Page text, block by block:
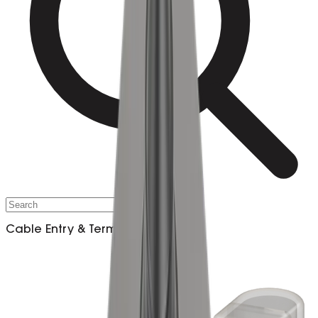
Cable Entry & Termination​​​​‌ ‍ ​‍​‍‌‍ ‌ ​‍‌‍‍‌‌‍‌ ‌‍‍‌‌‍ ‍​‍​‍​ ‍‍​‍​‍‌ ​ ‌‍​‌‌‍ ‍‌‍‍‌‌ ‌​‌ ‍‌​‍ ‍‌‍‍‌‌‍ ​‍​‍​‍ ​​‍​‍‌‍‍​‌ ​‍‌‍‌‌‌‍‌‍​‍​‍​ ‍‍​‍​‍‌‍‍​‌ ‌​‌ ‌​‌ ​​‌ ​ ​ ‍‍​‍ ​‍ ‌ ​‍‌‍ ‌‍​ ‌‍‍ ‌‍​‌‌‍‌ ‌‍‌‌‌‍ ‍‌‍​ ‌ ‍‌​‍ ‌‌ ​ ‌ ‌​‌ ‌‌‌‍‌​‌‍‍‌‌‍ ​‍ ‍‌ ​ ‌‍​‌‌‍ ‍‌‍‍‌‌ ‌​‌ ‍‌​‍ ‍‌ ​ ‌ ‌​‌ ‌‌‌‍‌​‌‍‍‌‌‍ ​‍ ‌‍‍‌‌‍ ‍‌ ‌​‌‍‌‌‌‍ ‍‌ ‌​​‍ ‌‍‌‌‌‍‌​‌‍‍‌‌ ‌​​‍ ‌‍ ‌‌‍ ‌‍‌​‌‍‌‌​ ‌‌ ​​‌ ​‍‌‍‌‌‌ ​ ‌‍‌‌‌‍ ‍‌ ‌​‌‍​‌‌ ‌​‌‍‍‌‌‍ ‌‍ ‍​ ‍ ‌‍‍‌‌‍‌​​ ‌‌‍​ ‌‍​‌‌ ‌​‌‍‌‌‌‍‌ ‌‍ ‌ ​‍‌ ‍‌​‍ ‌‌‍‌‌‌‍​ ‌ ​​​‍ ‌‌‍​ ‌‍​‌‌‍​‍‌‍ ​‌‍‌‌​‍ ‌‌‍‌‌‌‍ ‍‌ ‌​‌ ​‍‌ ‍‌​‍ ‌‌‍​‌‌‍ ‍‌‍‌​​‍ ‌‌ ‌​‌‍‌‌‌ ​‍‌‍ ‌‌‍‍‌‌‍ ‍‌‍​‌‌ ‌​‌‍‍‌‌‍ ‌‍ ‍​ ‍ ‌ ‌​‌ ‍‌‌ ​​‌‍‌‌​ ‌‌‍​ ‌‍​‌‌ ‌​‌‍‌‌‌‍‌ ‌‍ ‌ ​‍‌ ‍‌​ ‍ ‌ ​​‌‍​‌‌ ‌​‌‍‍​​ ‌‌ ‌​‌‍‍‌‌ ‌​‌‍ ​‌‍‌‌​ ‌‍​‍‌‍​‌‌ ​ ‌‍‌‌‌‌‌‌‌ ​‍‌‍ ​​ ‌‌‍‍​‌ ‌​‌ ‌​‌ ​​‌ ​ ​‍‌‌​ ​ ‌​​‌​‍‌‌​ ​‍‌​‌‍​‍‌‌​ ​‍‌​‌‍‌ ​‍‌‍ ‌‍​ ‌‍‍ ‌‍​‌‌‍‌ ‌‍‌‌‌‍ ‍‌‍​ ‌ ‍‌​‍ ‌‌ ​ ‌ ‌​‌ ‌‌‌‍‌​‌‍‍‌‌‍ ​‍ ‍‌ ​ ‌‍​‌‌‍ ‍‌‍‍‌‌ ‌​‌ ‍‌​‍ ‍‌ ​ ‌ ‌​‌ ‌‌‌‍‌​‌‍‍‌‌‍ ​‍‌‍‌‍‍‌‌‍‌​​ ‌‌‍​ ‌‍​‌‌ ‌​‌‍‌‌‌‍‌ ‌‍ ‌ ​‍‌ ‍‌​‍ ‌‌‍‌‌‌‍​ ‌ ​​​‍ ‌‌‍​ ‌‍​‌‌‍​‍‌‍ ​‌‍‌‌​‍ ‌‌‍‌‌‌‍ ‍‌ ‌​‌ ​‍‌ ‍‌​‍ ‌‌‍​‌‌‍ ‍‌‍‌​​‍ ‌‌ ‌​‌‍‌‌‌ ​‍‌‍ ‌‌‍‍‌‌‍ ‍‌‍​‌‌ ‌​‌‍‍‌‌‍ ‌‍ ‍​‍‌‍‌ ‌​‌ ‍‌‌ ​​‌‍‌‌​ ‌‌‍​ ‌‍​‌‌ ‌​‌‍‌‌‌‍‌ ‌‍ ‌ ​‍‌ ‍‌​‍‌‍‌ ​​‌‍​‌‌ ‌​‌‍‍​​ ‌‌ ‌​‌‍‍‌‌ ‌​‌‍ ​‌‍‌‌​‍‌‍‌ ​​‌‍‌‌‌ ​‍‌ ​ ‌ ​​‌‍‌‌‌‍​ ‌ ‌​‌‍‍‌‌ ‌‍‌‍‌‌​ ‌‌ ​​‌ ‌‌‌‍​‍‌‍ ​‌‍‍‌‌ ​ ‌‍‍​‌‍‌‌‌‍‌​​‍​‍‌ ‌